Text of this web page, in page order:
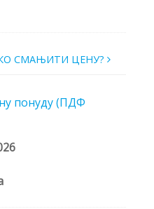
СМАЊИТИ ЦЕНУ?
понуду (ПДФ